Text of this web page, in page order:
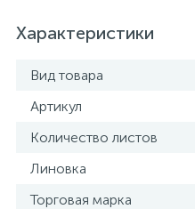
Характеристики
Вид товара
Артикул
Количество листов
Линовка
Торговая марка